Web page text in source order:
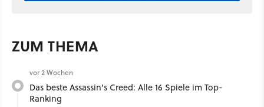
ZUM THEMA
vor 2 Wochen
Das beste Assassin's Creed: Alle 16 Spiele im Top-
Ranking